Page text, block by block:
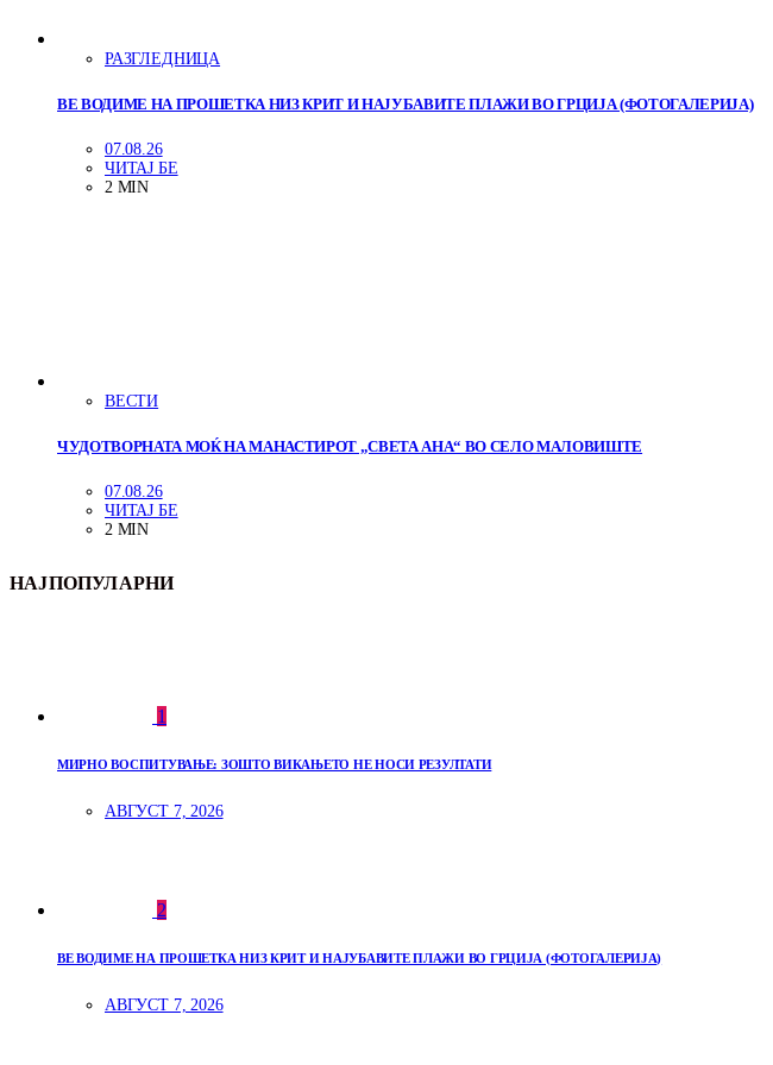
РАЗГЛЕДНИЦА
ВЕ ВОДИМЕ НА ПРОШЕТКА НИЗ КРИТ И НАЈУБАВИТЕ ПЛАЖИ ВО ГРЦИЈА (ФОТОГАЛЕРИЈА)
07.08.26
ЧИТАЈ БЕ
2 MIN
ВЕСТИ
ЧУДОТВОРНАТА МОЌ НА МАНАСТИРОТ „СВЕТА АНА“ ВО СЕЛО МАЛОВИШТЕ
07.08.26
ЧИТАЈ БЕ
2 MIN
НАЈПОПУЛАРНИ
1
МИРНО ВОСПИТУВАЊЕ: ЗОШТО ВИКАЊЕТО НЕ НОСИ РЕЗУЛТАТИ
АВГУСТ 7, 2026
2
ВЕ ВОДИМЕ НА ПРОШЕТКА НИЗ КРИТ И НАЈУБАВИТЕ ПЛАЖИ ВО ГРЦИЈА (ФОТОГАЛЕРИЈА)
АВГУСТ 7, 2026